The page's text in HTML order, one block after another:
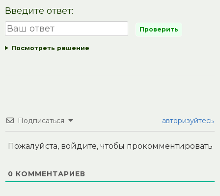
Введите ответ:
Посмотреть решение
Подписаться авторизуйтесь
Пожалуйста, войдите, чтобы прокомментировать
0 КОММЕНТАРИЕВ